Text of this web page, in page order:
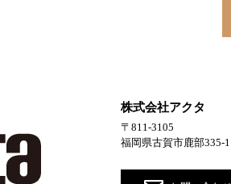
株式会社アクタ
〒811-3105
福岡県古賀市鹿部335-1